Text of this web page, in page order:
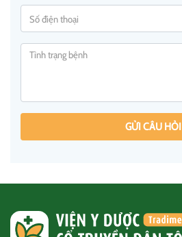
GỬI CÂU HỎI